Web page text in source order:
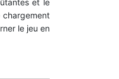
et le
chargement
le jeu en